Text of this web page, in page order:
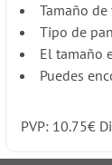
Tamaño
Tipo de
El tamaño
Puedes
PVP: 10.75€